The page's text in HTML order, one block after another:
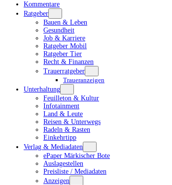
Kommentare
Ratgeber
Bauen & Leben
Gesundheit
Job & Karriere
Ratgeber Mobil
Ratgeber Tier
Recht & Finanzen
Trauerratgeber
Traueranzeigen
Unterhaltung
Feuilleton & Kultur
Infotainment
Land & Leute
Reisen & Unterwegs
Radeln & Rasten
Einkehrtipp
Verlag & Mediadaten
ePaper Märkischer Bote
Auslagestellen
Preisliste / Mediadaten
Anzeigen